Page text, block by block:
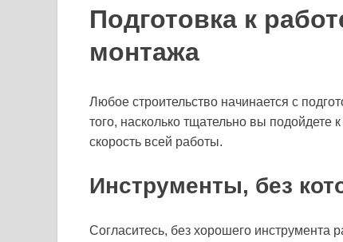
Подготовка к
монтажа
Любое строительство начинается с
того, насколько тщательно вы подойдете
скорость всей работы.
Инструменты, без
Согласитесь, без хорошего инструмента